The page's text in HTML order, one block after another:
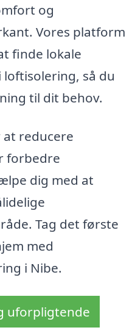
og
Vores platform
finde lokale
så du
til dit behov.
at reducere
forbedre
dig med at
Tag det første
med
i Nibe.
uforpligtende